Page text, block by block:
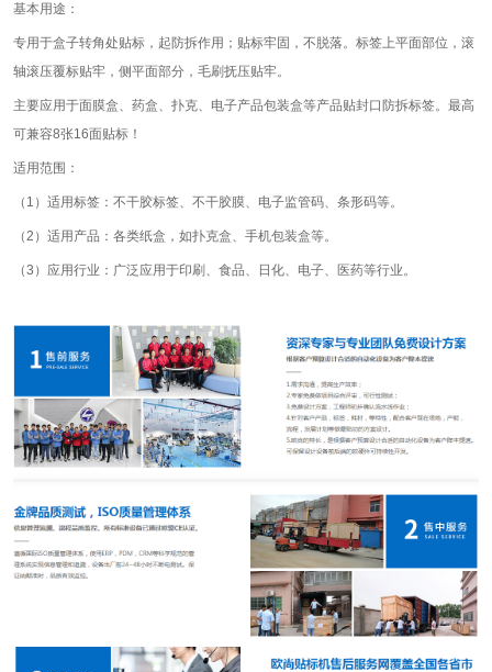
基本用途：
专用于盒子转角处贴标，起防拆作用；贴标牢固，不脱落。标签上平面部位，滚
轴滚压覆标贴牢，侧平面部分，毛刷抚压贴牢。
主要应用于面膜盒、药盒、扑克、电子产品包装盒等产品贴封口防拆标签。最高
可兼容8张16面贴标！
适用范围：
（1）适用标签：不干胶标签、不干胶膜、电子监管码、条形码等。
（2）适用产品：各类纸盒，如扑克盒、手机包装盒等。
（3）应用行业：广泛应用于印刷、食品、日化、电子、医药等行业。